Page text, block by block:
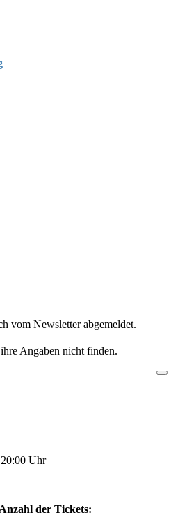
vom Newsletter abgemeldet.
Angaben nicht finden.
Uhr
der Tickets: